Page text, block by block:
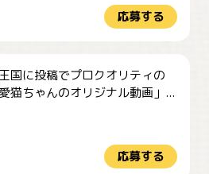
応募する
国に投稿でプロクオリティの
愛猫ちゃんのオリジナル動画」...
応募する